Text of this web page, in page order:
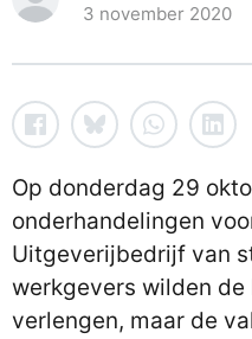
3 november 2020
Op donderdag 29
onderhandelingen
Uitgeverijbedrijf van
werkgevers wilden
verlengen, maar de